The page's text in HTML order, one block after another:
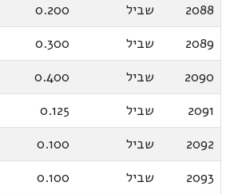
2088
שביל
0.200
2089
שביל
0.300
2090
שביל
0.400
2091
שביל
0.125
2092
שביל
0.100
2093
שביל
0.100